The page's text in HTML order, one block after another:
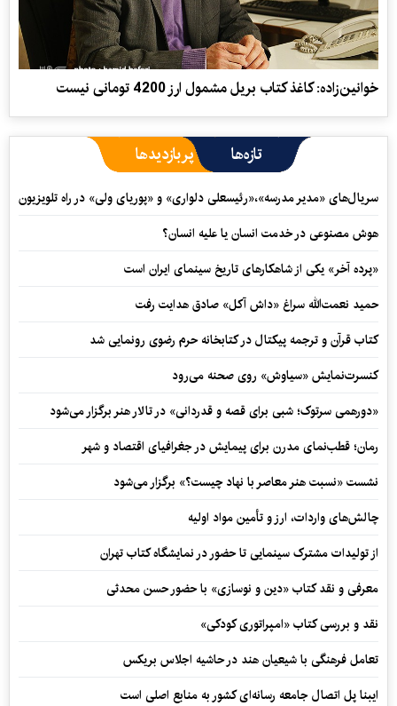
خوانین‌زاده: کاغذ کتاب بریل مشمول ارز 4200 تومانی نیست
تازه‌ها پربازدیدها
سریال‌های «مدیر مدرسه»،«رئیسعلی دلواری» و «پوریای ولی» در راه تلویزیون
هوش مصنوعی در خدمت انسان یا علیه انسان؟
«پرده آخر» یکی از شاهکارهای تاریخ سینمای ایران است
حمید نعمت‌‏الله سراغ «داش آکل» صادق هدایت رفت
کتاب قرآن و ترجمه پیکتال در کتابخانه حرم رضوی رونمایی شد
کنسرت‌نمایش «سیاوش» روی صحنه می‌رود
«دورهمی سرتوک؛ شبی برای قصه و قدردانی» در تالار هنر برگزار می‌شود
رمان؛ قطب‌نمای مدرن برای پیمایش در جغرافیای اقتصاد و شهر
نشست «نسبت هنر معاصر با نهاد چیست؟» برگزار می‌شود
چالش‌های واردات، ارز و تأمین مواد اولیه
از تولیدات مشترک سینمایی تا حضور در نمایشگاه کتاب تهران
معرفی و نقد کتاب «دین و نوسازی» با حضور حسن محدثی
نقد و بررسی کتاب «امپراتوری کودکی»
تعامل فرهنگی با شیعیان هند در حاشیه اجلاس بریکس
ایبنا پل اتصال جامعه رسانه‌ای کشور به منابع اصلی است